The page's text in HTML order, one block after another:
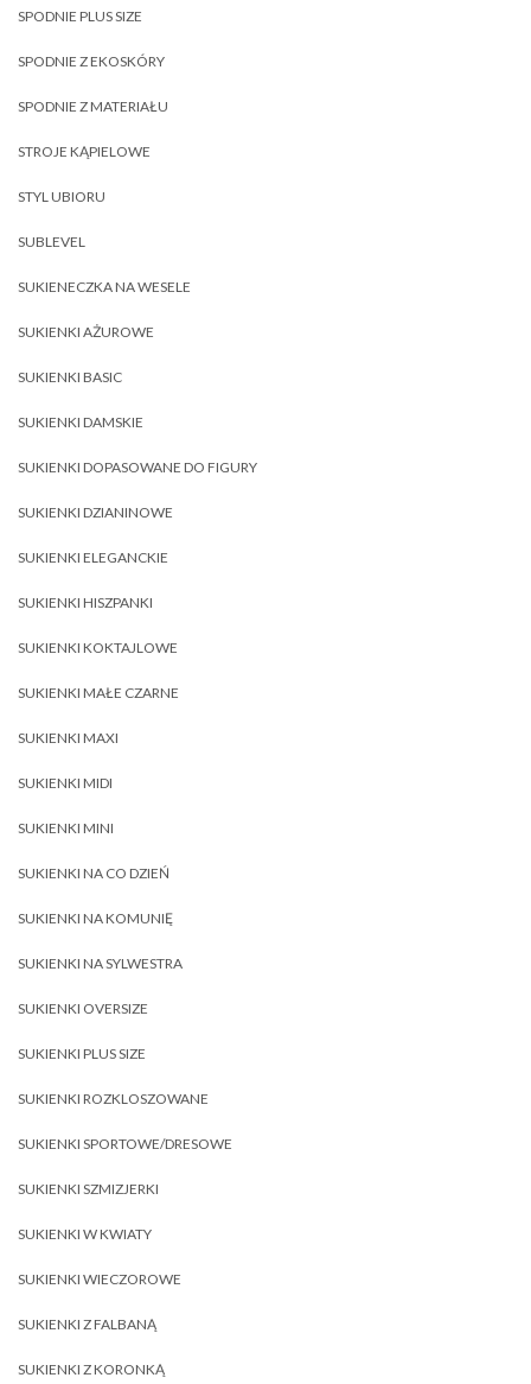
SPODNIE PLUS SIZE
SPODNIE Z EKOSKÓRY
SPODNIE Z MATERIAŁU
STROJE KĄPIELOWE
STYL UBIORU
SUBLEVEL
SUKIENECZKA NA WESELE
SUKIENKI AŻUROWE
SUKIENKI BASIC
SUKIENKI DAMSKIE
SUKIENKI DOPASOWANE DO FIGURY
SUKIENKI DZIANINOWE
SUKIENKI ELEGANCKIE
SUKIENKI HISZPANKI
SUKIENKI KOKTAJLOWE
SUKIENKI MAŁE CZARNE
SUKIENKI MAXI
SUKIENKI MIDI
SUKIENKI MINI
SUKIENKI NA CO DZIEŃ
SUKIENKI NA KOMUNIĘ
SUKIENKI NA SYLWESTRA
SUKIENKI OVERSIZE
SUKIENKI PLUS SIZE
SUKIENKI ROZKLOSZOWANE
SUKIENKI SPORTOWE/DRESOWE
SUKIENKI SZMIZJERKI
SUKIENKI W KWIATY
SUKIENKI WIECZOROWE
SUKIENKI Z FALBANĄ
SUKIENKI Z KORONKĄ